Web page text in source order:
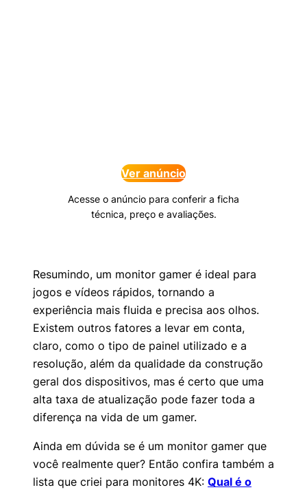
Ver anúncio
Acesse o anúncio para conferir a ficha
técnica, preço e avaliações.
Resumindo, um monitor gamer é ideal para
jogos e vídeos rápidos, tornando a
experiência mais fluida e precisa aos olhos.
Existem outros fatores a levar em conta,
claro, como o tipo de painel utilizado e a
resolução, além da qualidade da construção
geral dos dispositivos, mas é certo que uma
alta taxa de atualização pode fazer toda a
diferença na vida de um gamer.
Ainda em dúvida se é um monitor gamer que
você realmente quer? Então confira também a
lista que criei para monitores 4K: Qual é o